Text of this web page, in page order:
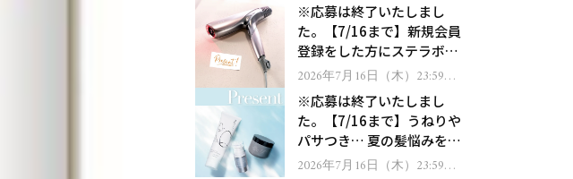
※応募は終了いたしまし
た。【7/16まで】新規会員
登録をした方にステラボー
テのシャインリバース ヘア
ゼント！
2026年7月16日（木）23:59ま
※応募は終了いたしまし
た。【7/16まで】うねりや
パサつき… 夏の髪悩みを解
消するヘアケアアイテムを
2026年7月16日（木）23:59ま